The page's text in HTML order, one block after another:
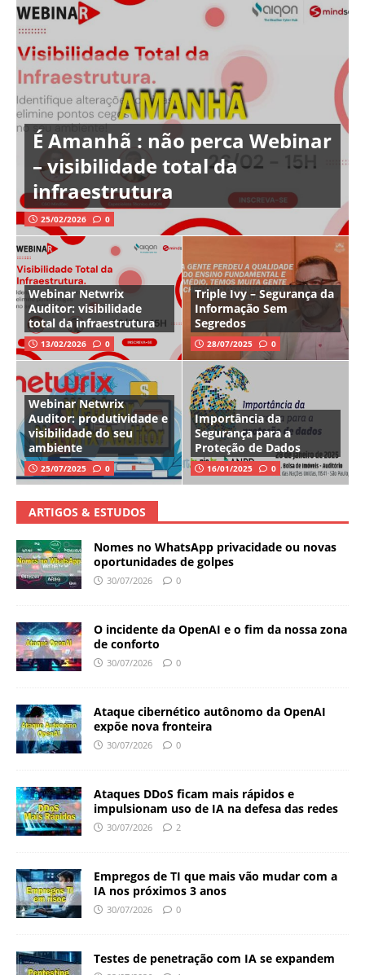
É Amanhã : não perca Webinar
– visibilidade total da
infraestrutura
25/02/2026 0
Webinar Netwrix
Auditor: visibilidade
total da infraestrutura
13/02/2026 0
Triple Ivy – Segurança da
Informação Sem
Segredos
28/07/2025 0
Webinar Netwrix
Auditor: produtividade e
visibilidade do seu
ambiente
25/07/2025 0
Importância da
Segurança para a
Proteção de Dados
16/01/2025 0
ARTIGOS & ESTUDOS
Nomes no WhatsApp privacidade ou novas
oportunidades de golpes
30/07/2026 0
O incidente da OpenAI e o fim da nossa zona
de conforto
30/07/2026 0
Ataque cibernético autônomo da OpenAI
expõe nova fronteira
30/07/2026 0
Ataques DDoS ficam mais rápidos e
impulsionam uso de IA na defesa das redes
30/07/2026 2
Empregos de TI que mais vão mudar com a
IA nos próximos 3 anos
30/07/2026 0
Testes de penetração com IA se expandem